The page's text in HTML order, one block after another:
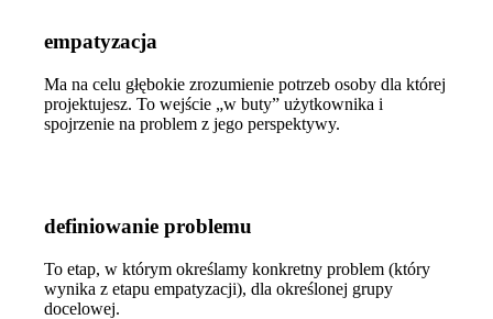
empatyzacja
Ma na celu głębokie zrozumienie potrzeb osoby dla której
projektujesz. To wejście „w buty” użytkownika i
spojrzenie na problem z jego perspektywy.
definiowanie problemu
To etap, w którym określamy konkretny problem (który
wynika z etapu empatyzacji), dla określonej grupy
docelowej.